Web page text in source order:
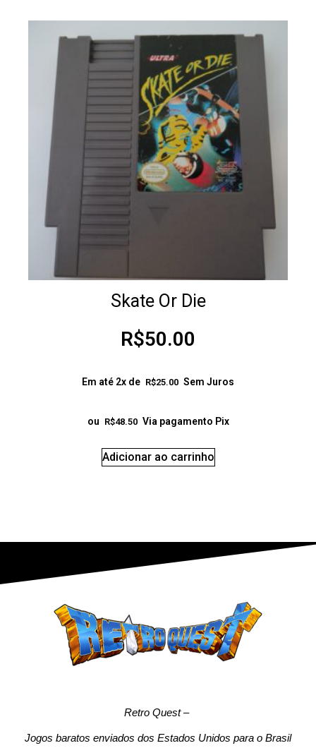
Skate Or Die
R$50.00
Em até 2x de R$25.00 Sem Juros
ou R$48.50 Via pagamento Pix
Adicionar ao carrinho
Retro Quest–
Jogos baratos enviados dos Estados Unidos para o Brasil